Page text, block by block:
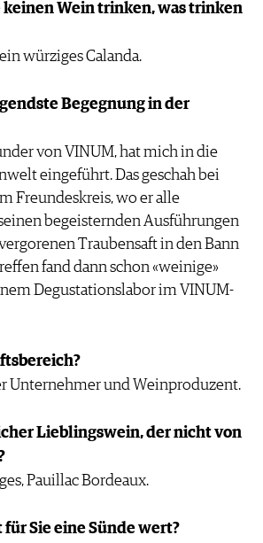
keinen Wein trinken, was trinken
würziges Calanda.
Begegnung in der
von VINUM, hat mich in die
eingeführt. Das geschah bei
Freundeskreis, wo er alle
begeisternden Ausführungen
Traubensaft in den Bann
fand dann schon «weinige»
Degustationslabor im VINUM-
Unternehmer und Weinproduzent.
Lieblingswein, der nicht von
Pauillac Bordeaux.
Sie eine Sünde wert?